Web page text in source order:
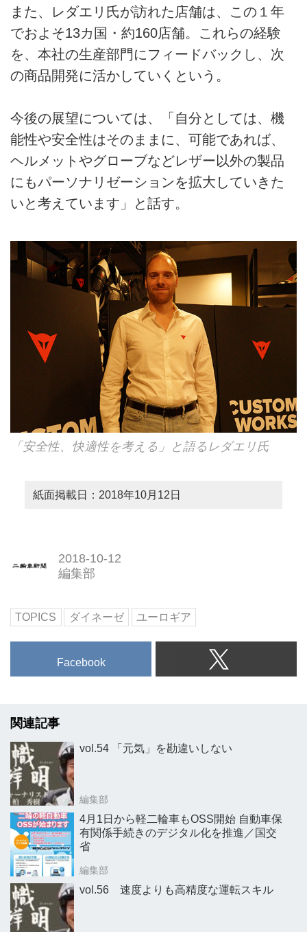
また、レダエリ氏が訪れた店舗は、この１年
でおよそ13カ国・約160店舗。これらの経験
を、本社の生産部門にフィードバックし、次
の商品開発に活かしていくという。
今後の展望については、「自分としては、機
能性や安全性はそのままに、可能であれば、
ヘルメットやグローブなどレザー以外の製品
にもパーソナリゼーションを拡大していきた
いと考えています」と話す。
「安全性、快適性を考える」と語るレダエリ氏
紙面掲載日：2018年10月12日
2018-10-12
編集部
TOPICS ダイネーゼ ユーロギア
Facebook
関連記事
vol.54 「元気」を勘違いしない
編集部
4月1日から軽二輪車もOSS開始 自動車保
有関係手続きのデジタル化を推進／国交
省
編集部
vol.56 速度よりも高精度な運転スキル